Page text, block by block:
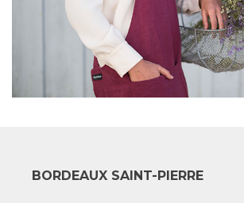
BORDEAUX SAINT-PIERRE